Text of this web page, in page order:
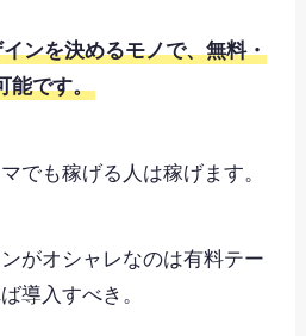
ンを決めるモノで、無料・
能です。
でも稼げる人は稼げます。
がオシャレなのは有料テー
導入すべき。